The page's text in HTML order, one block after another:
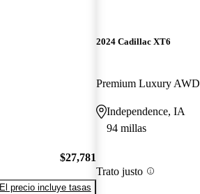
$27,781
El precio incluye tasas
2024 Cadillac XT6
Premium Luxury AWD
Independence, IA
94 millas
Trato justo